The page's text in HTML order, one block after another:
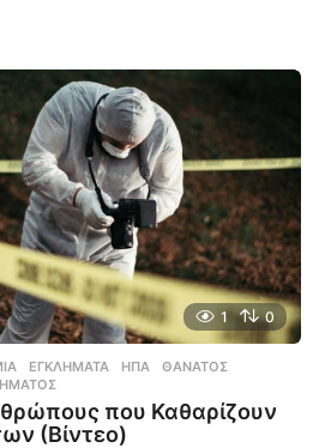
1 0
,ΕΓΚΛΉΜΑΤΑ ,ΗΠΑ ,ΘΆΝΑΤΟΣ
που Καθαρίζουν
(Βίντεο)